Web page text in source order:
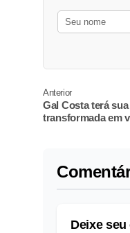
Anterior
Gal Costa terá
transformada em
Deixe